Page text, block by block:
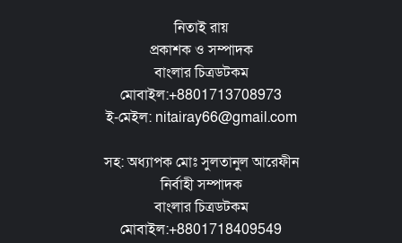
নিতাই রায়
প্রকাশক ও সম্পাদক
বাংলার চিত্রডটকম
মোবাইল:+8801713708973
ই-মেইল: nitairay66@gmail.com
সহ: অধ্যাপক মোঃ সুলতানুল আরেফীন
নির্বাহী সম্পাদক
বাংলার চিত্রডটকম
মোবাইল:+8801718409549